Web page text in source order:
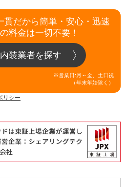
貫だから簡単・安心・迅速
料金は一切不要！
装業者を探す
※営業日:月～金、土日祝
（年末年始除く）
リシー